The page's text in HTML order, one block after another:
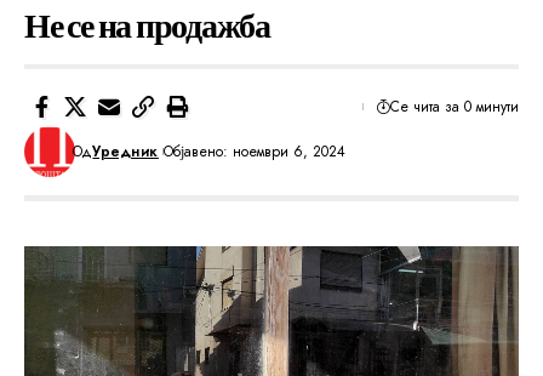
Не се на продажба
ОдУредник Објавено: ноември 6, 2024
Се чита за 0 минути